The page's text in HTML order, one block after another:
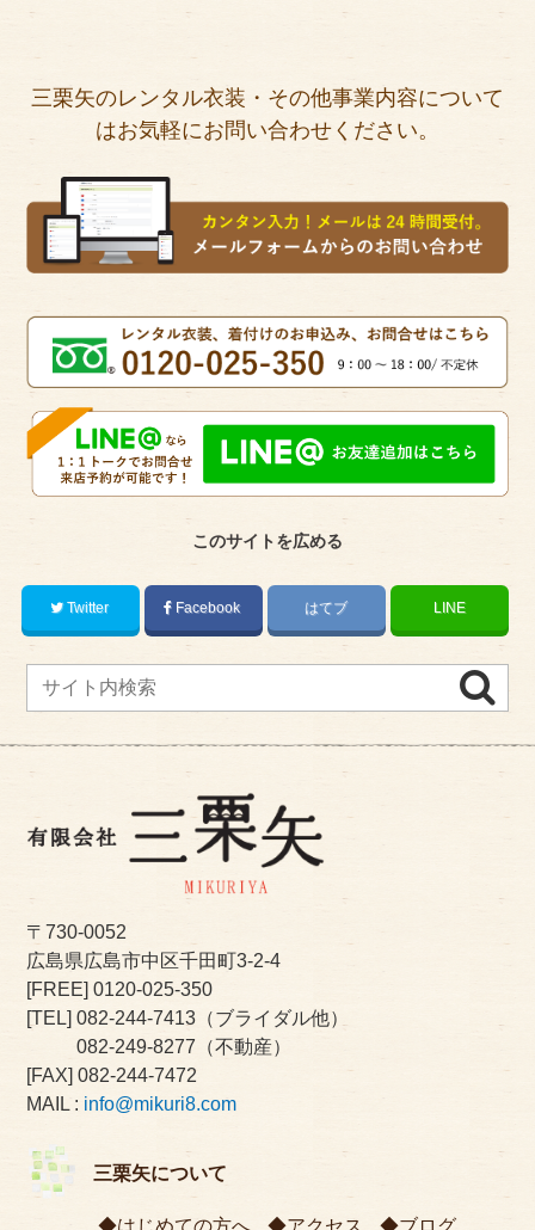
三栗矢のレンタル衣装・その他事業内容について
はお気軽にお問い合わせください。
このサイトを広める
Twitter Facebook はてブ LINE
〒730-0052
広島県広島市中区千田町3-2-4
[FREE]0120-025-350
[TEL] 082-244-7413 （ブライダル他）
082-249-8277 （不動産）
[FAX] 082-244-7472
MAIL : info@mikuri8.com
三栗矢について